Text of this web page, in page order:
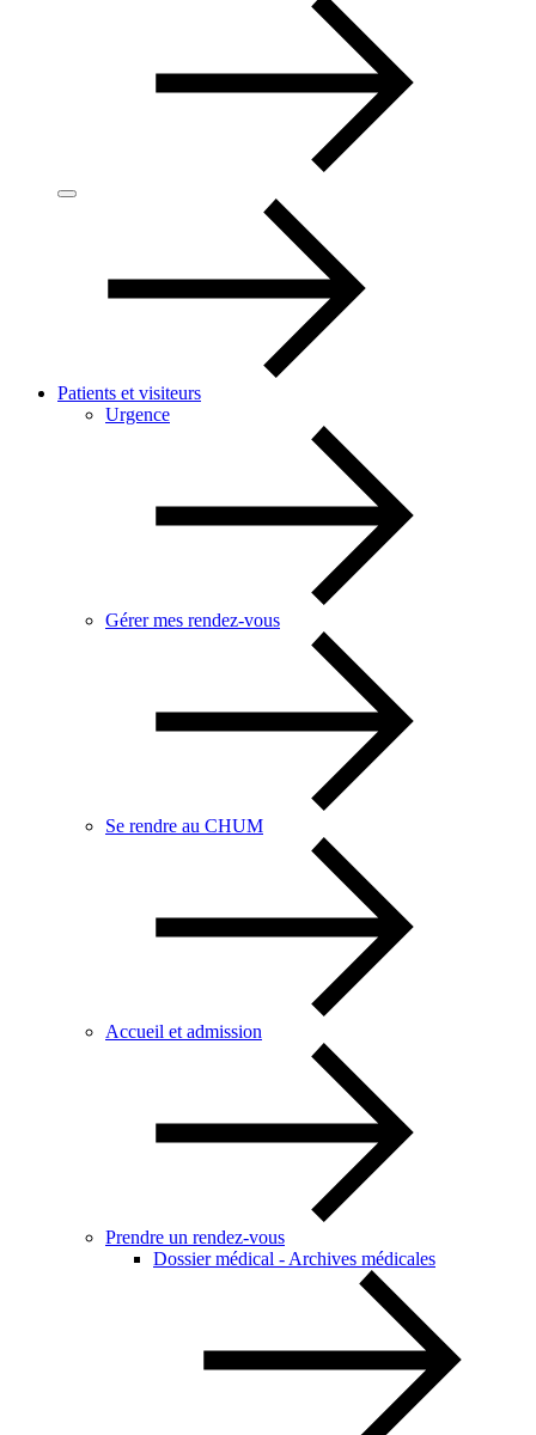
Patients et visiteurs
Urgence
Gérer mes rendez-vous
Se rendre au CHUM
Accueil et admission
Prendre un rendez-vous
Dossier médical - Archives médicales